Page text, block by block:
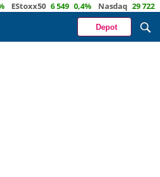
6 549 0,4% Nasdaq 29 722 1,2%
Depot